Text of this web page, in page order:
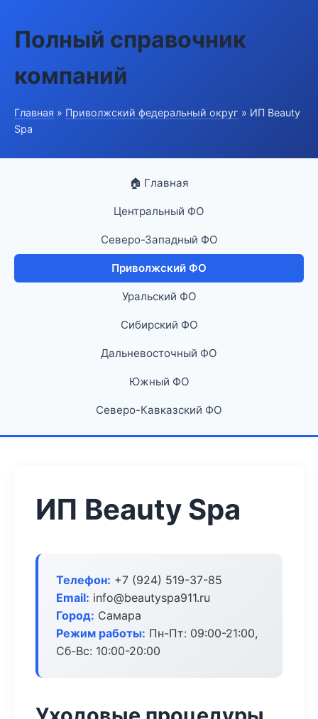
Полный справочник
компаний
Главная » Приволжский федеральный округ » ИП Beauty
Spa
🏠 Главная
Центральный ФО
Северо-Западный ФО
Приволжский ФО
Уральский ФО
Сибирский ФО
Дальневосточный ФО
Южный ФО
Северо-Кавказский ФО
ИП Beauty Spa
Телефон: +7 (924) 519-37-85
Email: info@beautyspa911.ru
Город: Самара
Режим работы: Пн-Пт: 09:00-21:00,
Сб-Вс: 10:00-20:00